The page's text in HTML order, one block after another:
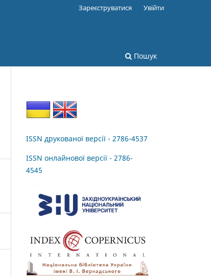
Пошук
Зареєструватися Увійти
ISSN друкованої версії - 2786-4537
ISSN онлайнової версії - 2786-
4545